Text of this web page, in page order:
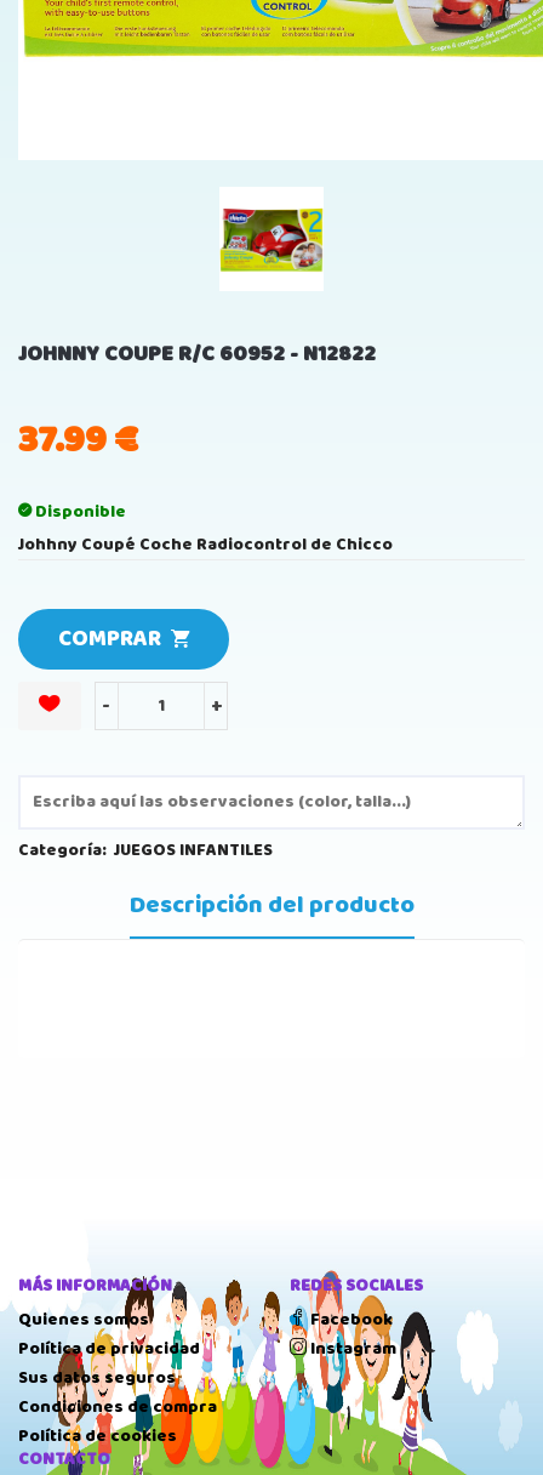
JOHNNY COUPE R/C 60952 - N12822
37.99€
Disponible
Johhny Coupé Coche Radiocontrol de Chicco
COMPRAR
- +
Categoría: JUEGOS INFANTILES
Descripción del producto
MÁS INFORMACIÓN
Quienes somos
Política de privacidad
Sus datos seguros
Condiciones de compra
Política de cookies
REDES SOCIALES
Facebook
Instagram
CONTACTO